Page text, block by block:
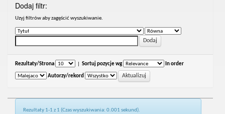
Dodaj filtr:
Uzyj filtrów aby zagęścić wyszukiwanie.
Rezultaty/Strona Sortuj pozycje wg In order
Autorzy/rekord
Rezultaty 1-1 z 1 (Czas wyszukiwania: 0.001 sekund).